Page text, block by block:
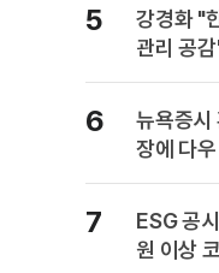
5
강경화 "
관리 공
의
6
뉴욕증시
장에 다
급등
7
ESG 공
원 이상